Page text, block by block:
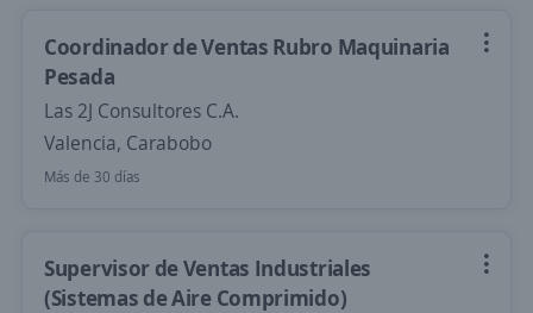
Coordinador de Ventas Rubro Maquinaria
Pesada
Las 2J Consultores C.A.
Valencia, Carabobo
Más de 30 días
Supervisor de Ventas Industriales
(Sistemas de Aire Comprimido)